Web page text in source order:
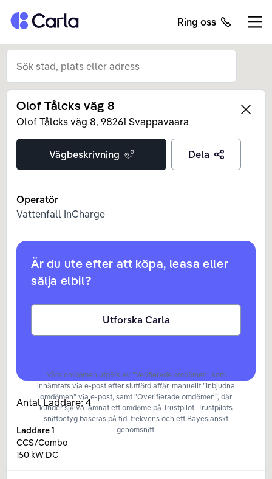
Tillbaka till startsidan Ring oss
Left
Olof Tålcks väg 8
Olof Tålcks väg 8, 98261 Svappavaara
Vägbeskrivning Dela
Operatör
Vattenfall InCharge
Är du ute efter att köpa, leasa eller
sälja elbil?
Utforska Carla
Våra omdömen utgörs av ”Verifierade omdömen” som
inhämtats via e-post efter slutförd affär, manuellt ”Inbjudna
omdömen” via e-post, samt ”Overifierade omdömen”, där
kunder själva lämnat ett omdöme på Trustpilot. Trustpilots
snittbetyg baseras på tid, frekvens och ett Bayesianskt
genomsnitt.
Antal Laddare:4
Laddare1
CCS/Combo
150 kW DC